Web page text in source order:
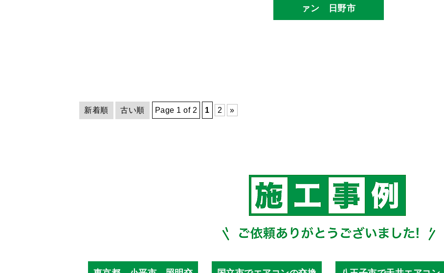
ァン 日野市
新着順 古い順 Page 1 of 2 1 2 »